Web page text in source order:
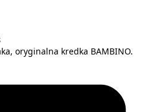
oryginalna kredka BAMBINO.